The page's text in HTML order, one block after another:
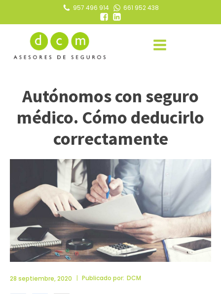
957 496 914 661 952 438
Autónomos con seguro
médico. Cómo deducirlo
correctamente
28 septiembre, 2020 | Publicado por: DCM